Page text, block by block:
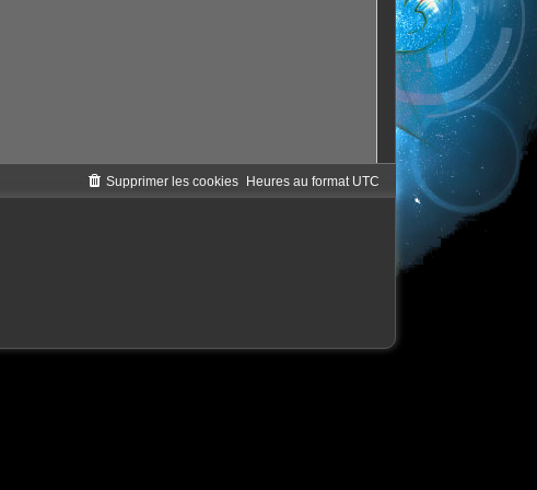
Heures au format UTC
Supprimer les cookies